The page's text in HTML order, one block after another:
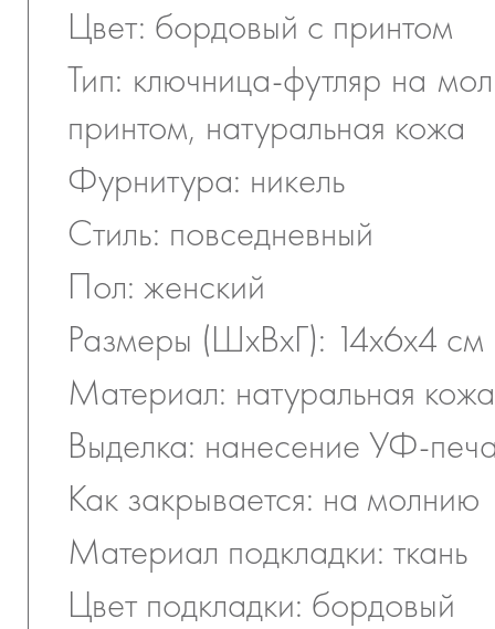
Цвет: бордовый с принтом
Тип: ключница-футляр на
принтом, натуральная кожа
Фурнитура: никель
Стиль: повседневный
Пол: женский
Размеры (ШхВхГ): 14х6х4 см
Материал: натуральная кожа
Выделка: нанесение УФ-
Как закрывается: на молнию
Материал подкладки: ткань
Цвет подкладки: бордовый